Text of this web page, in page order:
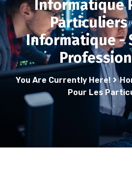
Informatique
Particuliers
Informatique -
You Are Currently Here!
Pour Les